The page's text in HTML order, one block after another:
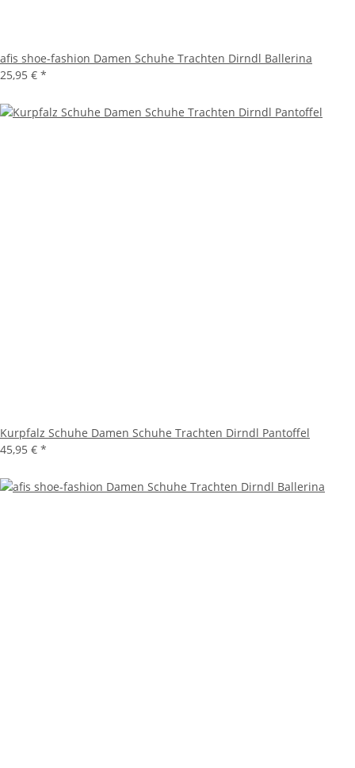
afis shoe-fashion Damen Schuhe Trachten Dirndl Ballerina
25,95 € *
Kurpfalz Schuhe Damen Schuhe Trachten Dirndl Pantoffel
45,95 € *